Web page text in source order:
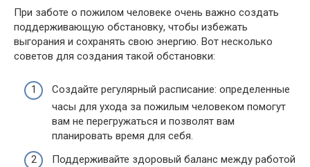
При заботе о пожилом человеке очень важно создать
поддерживающую обстановку, чтобы избежать
выгорания и сохранять свою энергию. Вот несколько
советов для создания такой обстановки:
Создайте регулярный расписание: определенные
часы для ухода за пожилым человеком помогут
вам не перегружаться и позволят вам
планировать время для себя.
Поддерживайте здоровый баланс между работой